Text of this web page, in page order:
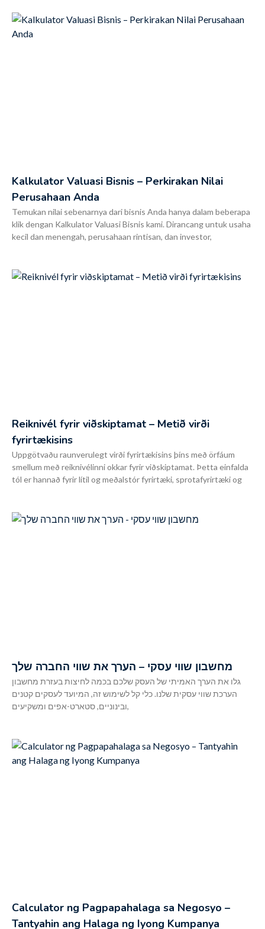
Kalkulator Valuasi Bisnis – Perkirakan Nilai
Perusahaan Anda
Temukan nilai sebenarnya dari bisnis Anda hanya dalam beberapa
klik dengan Kalkulator Valuasi Bisnis kami. Dirancang untuk usaha
kecil dan menengah, perusahaan rintisan, dan investor,
Reiknivél fyrir viðskiptamat – Metið virði
fyrirtækisins
Uppgötvaðu raunverulegt virði fyrirtækisins þíns með örfáum
smellum með reiknivélinni okkar fyrir viðskiptamat. Þetta einfalda
tól er hannað fyrir lítil og meðalstór fyrirtæki, sprotafyrirtæki og
מחשבון שווי עסקי – הערך את שווי החברה שלך
גלו את הערך האמיתי של העסק שלכם בכמה לחיצות בעזרת מחשבון
הערכת שווי עסקית שלנו. כלי קל לשימוש זה, המיועד לעסקים קטנים
ובינוניים, סטארט-אפים ומשקיעים,
Calculator ng Pagpapahalaga sa Negosyo –
Tantyahin ang Halaga ng Iyong Kumpanya